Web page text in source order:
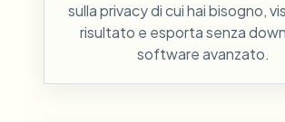
sulla privacy di cui hai bisogno,
risultato e esporta senza
software avanzato.